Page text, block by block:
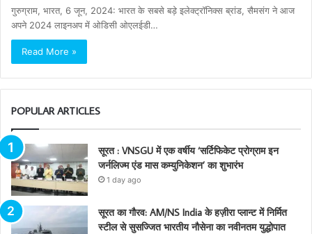
गुरुग्राम, भारत, 6 जून, 2024: भारत के सबसे बड़े इलेक्ट्रॉनिक्स ब्रांड, सैमसंग ने आज
अपने 2024 लाइनअप में ओडिसी ओएलईडी…
Read More »
POPULAR ARTICLES
सूरत : VNSGU में एक वर्षीय ‘सर्टिफिकेट प्रोग्राम इन
जर्नलिज्म एंड मास कम्युनिकेशन’ का शुभारंभ
1 day ago
सूरत का गौरव: AM/NS India के हज़ीरा प्लान्ट में निर्मित
स्टील से सुसज्जित भारतीय नौसेना का नवीनतम युद्धोपात